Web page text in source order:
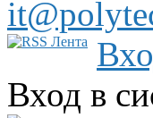
Вход в